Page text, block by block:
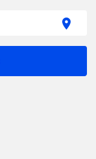
location_on